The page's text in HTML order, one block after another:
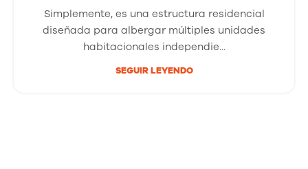
Simplemente, es una estructura residencial
diseñada para albergar múltiples unidades
habitacionales independie...
SEGUIR LEYENDO